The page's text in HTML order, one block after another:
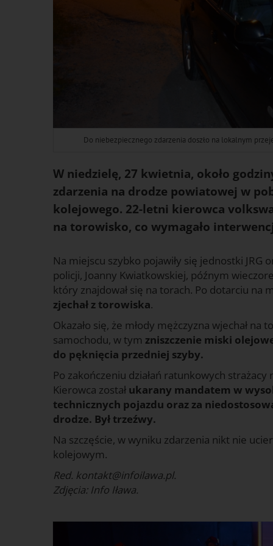
Do niebezpiecznego zdarzenia doszło na lokalnym
W niedzielę, 27 kwietnia, około
zdarzenia na drodze powiatowej w
kolejowego. 22-letni kierowca
na torowisko, co wymagało
Na miejscu szybko pojawiły się jednostki JRG
policji, Joanny Kwiatkowskiej, późnym
który znajdował się na torach. Po dotarciu na
zjechał z torowiska.
Okazało się, że młody mężczyzna wjechał
samochodu, w tym zniszczenie miski
do pęknięcia przedniej szyby.
Po zakończeniu działań ratunkowych
Kierowca został ukarany mandatem w
technicznych pojazdu oraz za
drodze. Był trzeźwy.
Na szczęście, w wyniku zdarzenia nikt nie
kolejowym.
Red. kontakt@infoilawa.pl.
Zdjęcia: Info Iława.